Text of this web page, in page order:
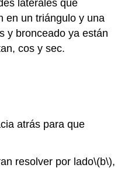
laterales que
en un triángulo y una
y bronceado ya están
cos y sec.
atrás para que
resolver por lado\(b\),